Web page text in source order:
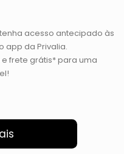
acesso antecipado às
app da Privalia.
frete grátis* para uma